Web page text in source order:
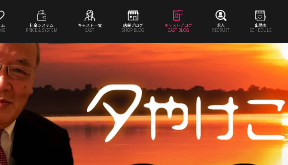
ム
料金システム
PRICE & SYSTEM
キャスト一覧
CAST
店舗ブログ
SHOP BLOG
キャストブログ
CAST BLOG
求人
RECRUIT
出勤表
SCHEDULE